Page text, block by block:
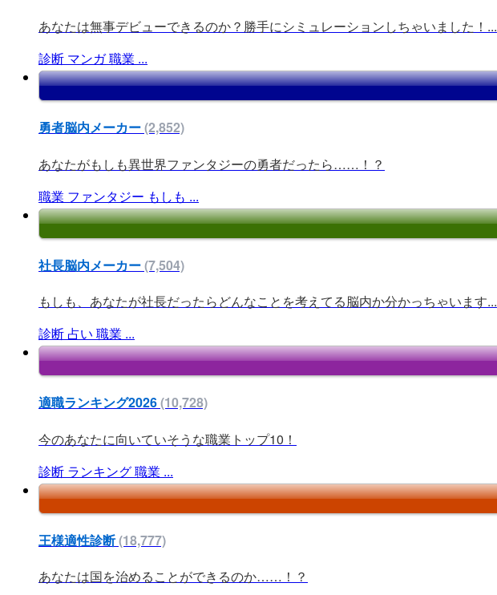
あなたは無事デビューできるのか？勝手にシミュレーションしちゃいました！...
診断 マンガ職業 ...
勇者脳内メーカー(2,852)
あなたがもしも異世界ファンタジーの勇者だったら……！？
職業 ファンタジー もしも ...
社長脳内メーカー(7,504)
もしも、あなたが社長だったらどんなことを考えてる脳内か分かっちゃいます...
診断 占い 職業 ...
適職ランキング2026(10,728)
今のあなたに向いていそうな職業トップ10！
診断 ランキング職業 ...
王様適性診断(18,777)
あなたは国を治めることができるのか……！？